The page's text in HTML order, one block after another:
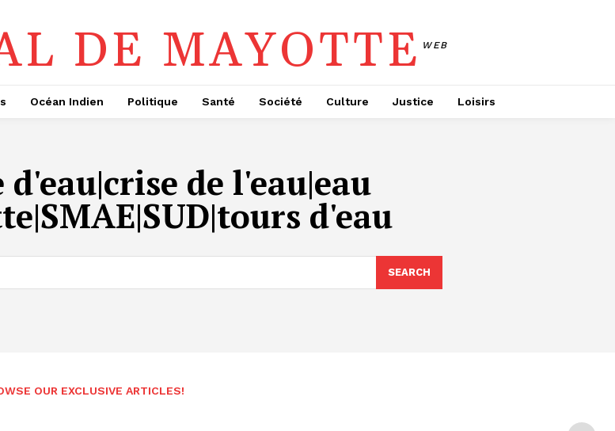
DE MAYOTTE WEB
Océan Indien Politique Santé Société Culture Justice Loisirs
de l'eau|eau
d'eau
SEARCH
OUR EXCLUSIVE ARTICLES!